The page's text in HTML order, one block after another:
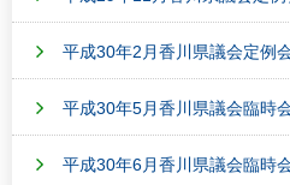
平成30年2月香川県議会定
平成30年5月香川県議会臨
平成30年6月香川県議会臨